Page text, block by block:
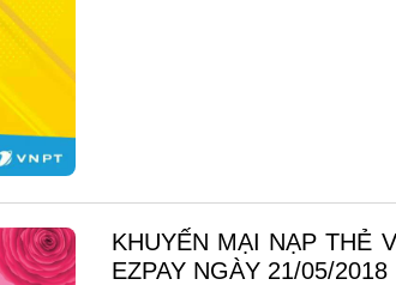
KHUYẾN MẠI NẠP THẺ VÀO TÀI KHOẢN
EZPAY NGÀY 21/05/2018